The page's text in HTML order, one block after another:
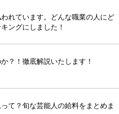
れています。どんな職業の人にど
ングにしました！
？！徹底解説いたします！
て？旬な芸能人の給料をまとめま